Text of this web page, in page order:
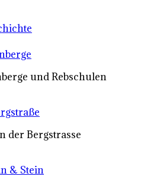
und Rebschulen
der Bergstrasse
& Stein